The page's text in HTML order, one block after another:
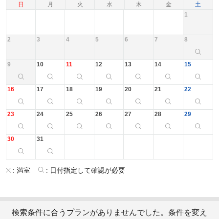
日 月 火 水 木 金 土
1
2 3 4 5 6 7 8
9 10 11 12 13 14 15
16 17 18 19 20 21 22
23 24 25 26 27 28 29
30 31
: 満室 : 日付指定して確認が必要
検索条件に合うプランがありませんでした。条件を変え